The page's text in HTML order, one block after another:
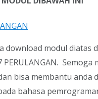
download modul diatas
PERULANGAN. Semoga
bisa membantu anda
bahasa